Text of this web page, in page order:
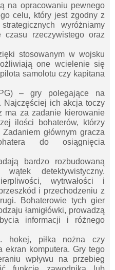
na opracowaniu pewnego
celu, który jest zgodny z
wyróżniamy
czasu rzeczywistego oraz
stosowanym w wojsku
one wcielenie się
samolotu czy kapitana
– gry polegające na
Najczęściej ich akcja toczy
ma za zadanie kierowanie
ilości bohaterów, którzy
głównym gracza
do osiągnięcia
bardzo rozbudowaną
detektywistyczny.
wytrwałości i
i przechodzeniu z
Bohaterowie tych gier
łamigłówki, prowadzą
informacji i różnego
piłka nożna czy
ekran komputera. Gry tego
wpływu na przebieg